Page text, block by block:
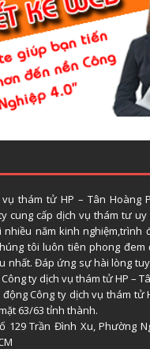
thám tử HP – Tân Hoàng
cung cấp dịch vụ thám tư
nhiều năm kinh nghiệm,trình
tôi luôn tiên phong đem
nhất. Đáp ứng sự hài lòng
ty dịch vụ thám tử HP –
Công ty dịch vụ thám tử
63/63 tỉnh thành.
129 Trần Đình Xu, Phường